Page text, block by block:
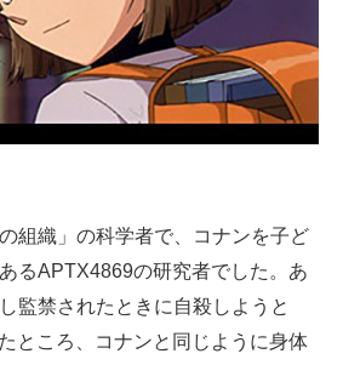
組織」の科学者で、コナンを子ど
るAPTX4869の研究者でした。あ
監禁されたときに自殺しようと
ところ、コナンと同じように身体